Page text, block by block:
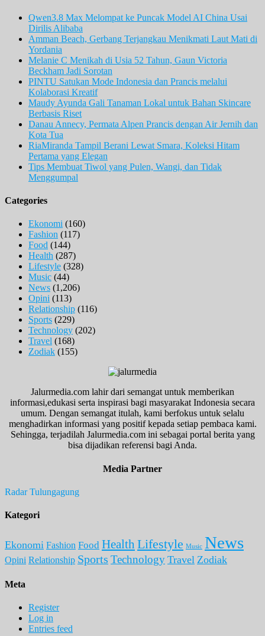
Qwen3.8 Max Melompat ke Puncak Model AI China Usai
Dirilis Alibaba
Amman Beach, Gerbang Terjangkau Menikmati Laut Mati di
Yordania
Melanie C Menikah di Usia 52 Tahun, Gaun Victoria
Beckham Jadi Sorotan
PINTU Satukan Mode Indonesia dan Prancis melalui
Kolaborasi Kreatif
Maudy Ayunda Gali Tanaman Lokal untuk Bahan Skincare
Berbasis Riset
Danau Annecy, Permata Alpen Prancis dengan Air Jernih dan
Kota Tua
RiaMiranda Tampil Berani Lewat Smara, Koleksi Hitam
Pertama yang Elegan
Tips Membuat Tiwol yang Pulen, Wangi, dan Tidak
Menggumpal
Categories
Ekonomi (160)
Fashion (117)
Food (144)
Health (287)
Lifestyle (328)
Music (44)
News (1,206)
Opini (113)
Relationship (116)
Sports (229)
Technology (202)
Travel (168)
Zodiak (155)
Jalurmedia.com lahir dari semangat untuk memberikan
informasi,edukasi serta inspirasi bagi masyarakat Indonesia secara
umum. Dengan semangat itulah, kami berfokus untuk selalu
menghadirkan informasi yang positif kepada setiap pembaca kami.
Sehingga, terjadilah Jalurmedia.com ini sebagai portal berita yang
bisa dijadikan referensi bagi Anda.
Media Partner
Radar Tulungagung
Kategori
Ekonomi Fashion Food Health Lifestyle Music News
Opini Relationship Sports Technology Travel Zodiak
Meta
Register
Log in
Entries feed